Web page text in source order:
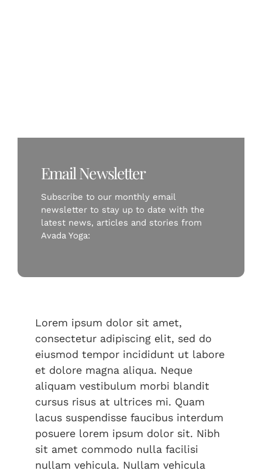
Email Newsletter
Subscribe to our monthly email
newsletter to stay up to date with the
latest news, articles and stories from
Avada Yoga:
Lorem ipsum dolor sit amet,
consectetur adipiscing elit, sed do
eiusmod tempor incididunt ut labore
et dolore magna aliqua. Neque
aliquam vestibulum morbi blandit
cursus risus at ultrices mi. Quam
lacus suspendisse faucibus interdum
posuere lorem ipsum dolor sit. Nibh
sit amet commodo nulla facilisi
nullam vehicula. Nullam vehicula